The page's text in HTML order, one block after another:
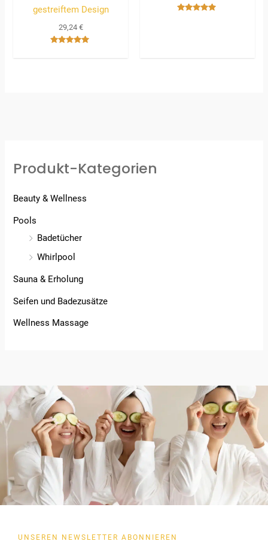
gestreiftem Design
29,24 €
Produkt-Kategorien
Beauty & Wellness
Pools
Badetücher
Whirlpool
Sauna & Erholung
Seifen und Badezusätze
Wellness Massage
UNSEREN NEWSLETTER ABONNIEREN